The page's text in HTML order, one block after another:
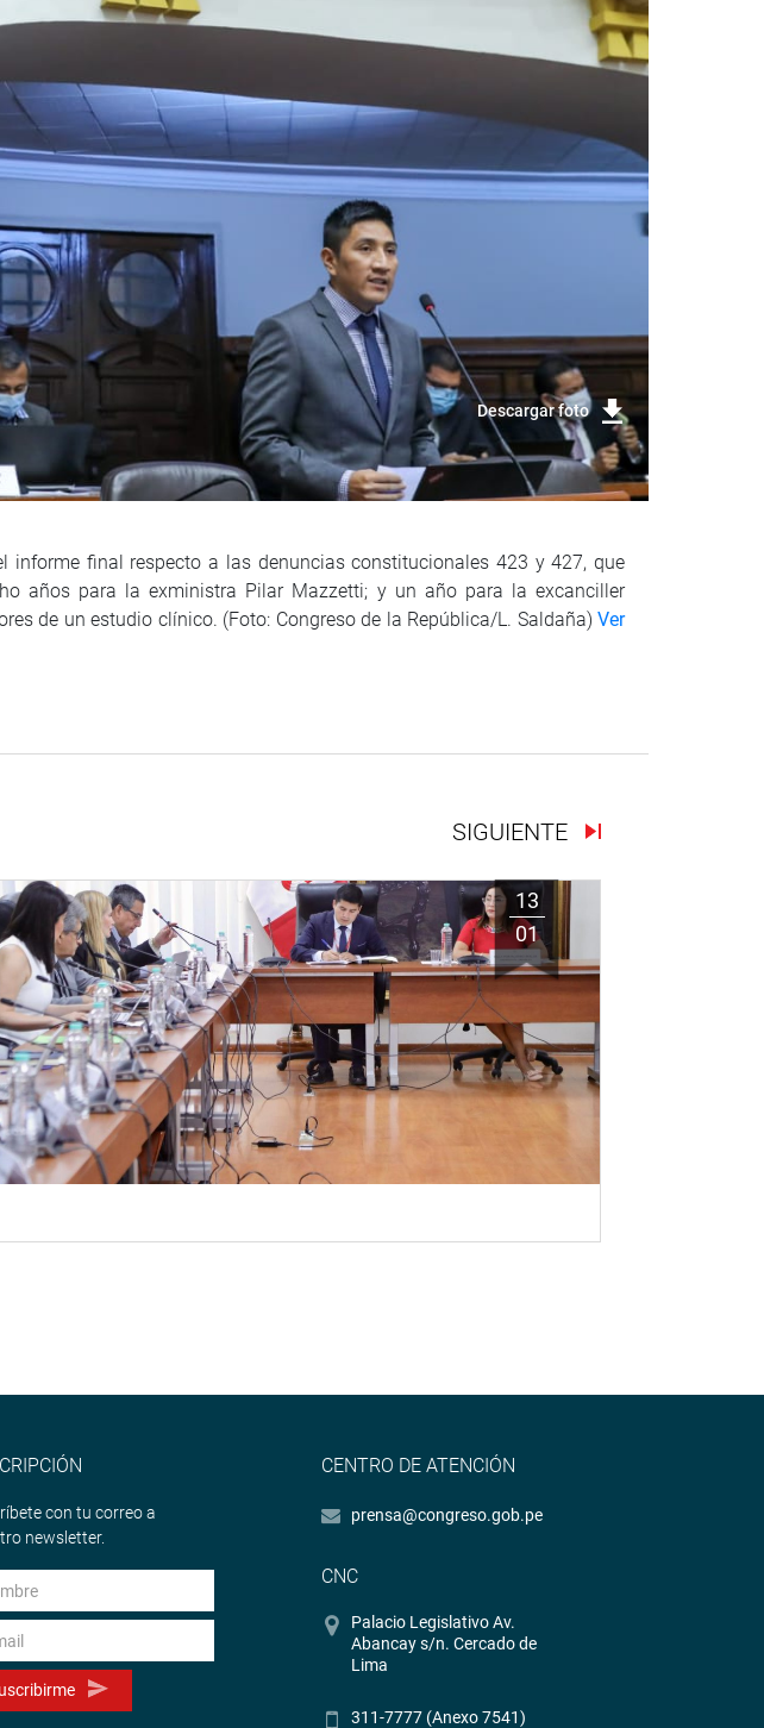
Descargar foto
informe final respecto a las denuncias constitucionales 423 y 427, que
años para la exministra Pilar Mazzetti; y un año para la excanciller
de un estudio clínico. (Foto: Congreso de la República/L. Saldaña) Ver
SIGUIENTE
13
01
con tu correo a
newsletter.
CENTRO DE ATENCIÓN
prensa@congreso.gob.pe
CNC
Palacio Legislativo Av.
Abancay s/n. Cercado de
Lima
311-7777 (Anexo 7541)